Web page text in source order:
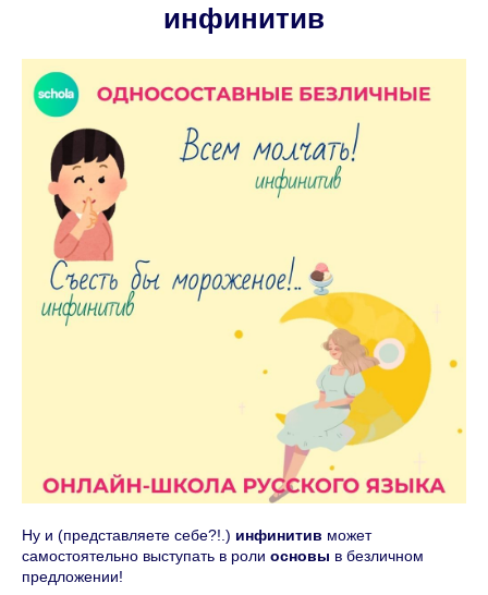
инфинитив
Ну и (представляете себе?!.) инфинитив может
самостоятельно выступать в роли основы в безличном
предложении!